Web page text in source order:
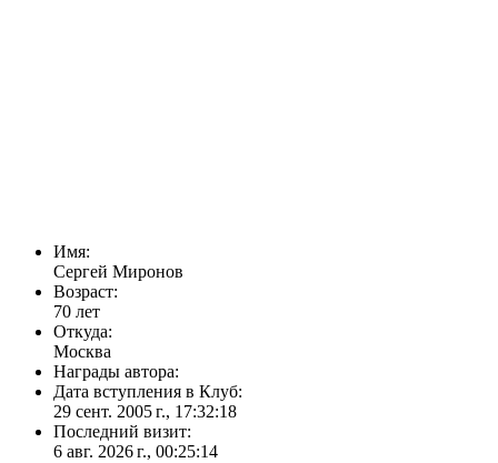
Имя:
Сергей Миронов
Возраст:
70 лет
Откуда:
Москва
Награды автора:
Дата вступления в Клуб:
29 сент. 2005 г., 17:32:18
Последний визит:
6 авг. 2026 г., 00:25:14